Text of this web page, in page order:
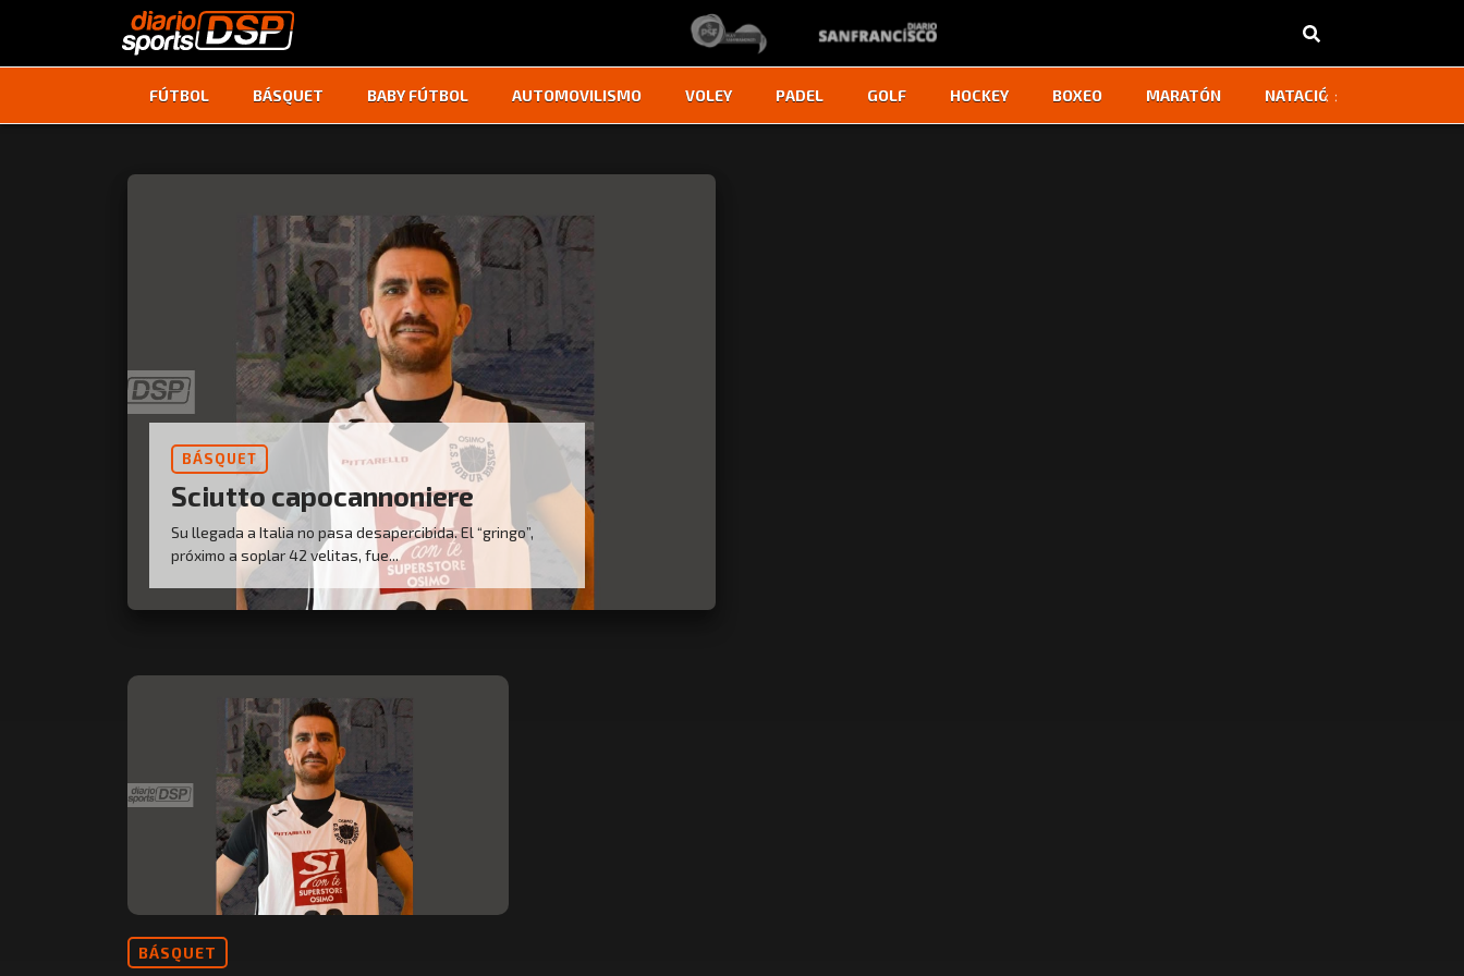
FÚTBOL BÁSQUET BABY FÚTBOL AUTOMOVILISMO VOLEY PADEL GOLF HOCKEY BOXEO MARATÓN NATACIÓN
‹ ›
BÁSQUET
Sciutto capocannoniere
Su llegada a Italia no pasa desapercibida. El “gringo”,
próximo a soplar 42 velitas, fue...
BÁSQUET